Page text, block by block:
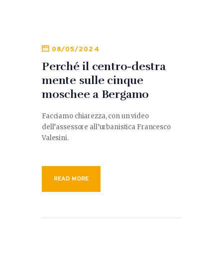
08/05/2024
Perché il centro-destra
mente sulle cinque
moschee a Bergamo
Facciamo chiarezza, con un video
dell’assessore all’urbanistica Francesco
Valesini.
READ MORE